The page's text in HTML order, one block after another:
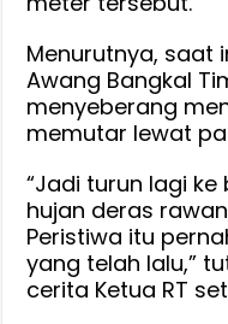
Menurutnya, saat
Awang Bangkal
menyeberang
memutar lewat
“Jadi turun lagi
hujan deras
Peristiwa itu
yang telah lalu,”
cerita Ketua RT